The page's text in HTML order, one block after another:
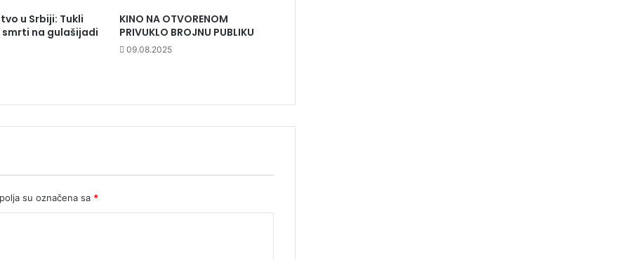
u Srbiji: Tukli
na gulašijadi
KINO NA OTVORENOM
PRIVUKLO BROJNU PUBLIKU
09.08.2025
su označena sa *